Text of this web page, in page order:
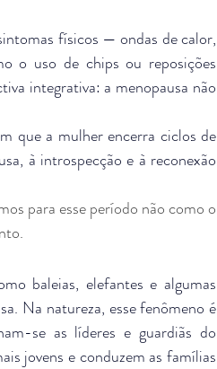
físicos — ondas de calor,
o uso de chips ou reposições
integrativa: a menopausa não
que a mulher encerra ciclos de
à introspecção e à reconexão
para esse período não como o
baleias, elefantes e algumas
Na natureza, esse fenômeno é
se as líderes e guardiãs do
jovens e conduzem as famílias